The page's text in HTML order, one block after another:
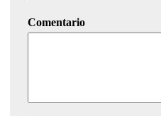
Comentario